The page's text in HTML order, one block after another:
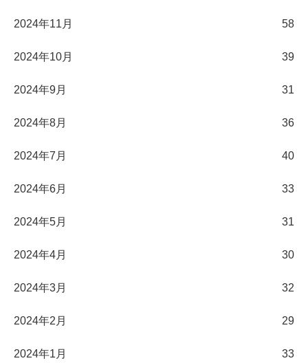
2024年11月 58
2024年10月 39
2024年9月 31
2024年8月 36
2024年7月 40
2024年6月 33
2024年5月 31
2024年4月 30
2024年3月 32
2024年2月 29
2024年1月 33